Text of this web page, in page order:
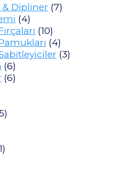
& Dipliner (7)
(4)
(10)
(4)
(3)
(6)
(6)